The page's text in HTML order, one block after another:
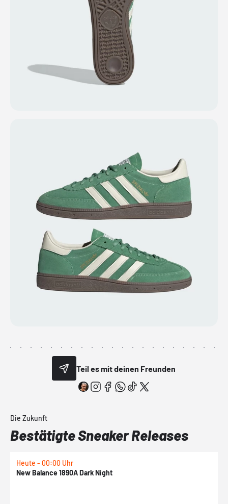
Teil es mit deinen Freunden
Die Zukunft
Bestätigte Sneaker Releases
Heute - 00:00 Uhr
New Balance 1890A Dark Night